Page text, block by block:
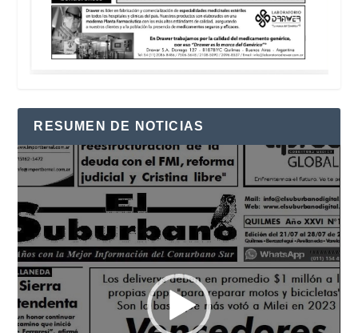
RESUMEN DE NOTICIAS
Reproductor
de
vídeo